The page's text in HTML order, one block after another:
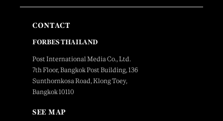
CONTACT
FORBES THAILAND
Post International Media Co., Ltd.
7th Floor, Bangkok Post Building, 136
Sunthornkosa Road, Klong Toey,
Bangkok 10110
SEE MAP